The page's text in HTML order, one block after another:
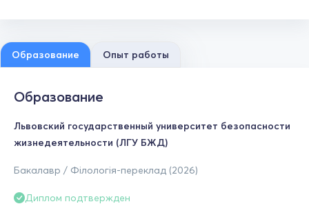
Образование Опыт работы
Образование
Львовский государственный университет безопасности
жизнедеятельности (ЛГУ БЖД)
Бакалавр / Філологія-переклад (2026)
Диплом подтвержден